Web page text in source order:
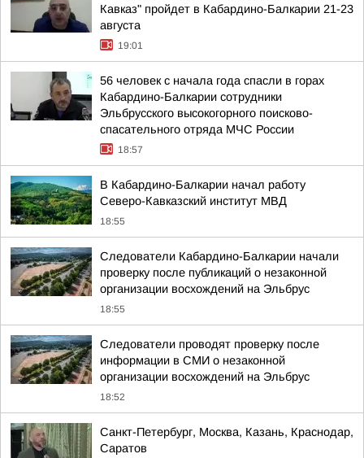
Кавказ" пройдет в Кабардино-Балкарии 21-23
августа
19:01
56 человек с начала года спасли в горах
Кабардино-Балкарии сотрудники
Эльбрусского высокогорного поисково-
спасательного отряда МЧС России
18:57
В Кабардино-Балкарии начал работу
Северо-Кавказский институт МВД
18:55
Следователи Кабардино-Балкарии начали
проверку после публикаций о незаконной
организации восхождений на Эльбрус
18:55
Следователи проводят проверку после
информации в СМИ о незаконной
организации восхождений на Эльбрус
18:52
Санкт-Петербург, Москва, Казань, Краснодар,
Саратов